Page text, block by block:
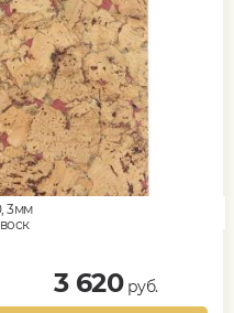
3мм
3 620руб.